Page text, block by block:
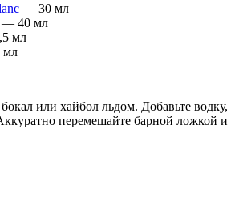
— 30 мл
— 40 мл
мл
мл
или хайбол льдом. Добавьте водку,
перемешайте барной ложкой и